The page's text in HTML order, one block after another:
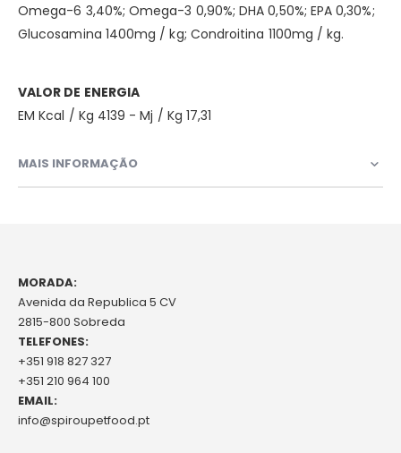
Omega-6 3,40%; Omega-3 0,90%; DHA 0,50%; EPA 0,30%;
Glucosamina 1400mg / kg; Condroitina 1100mg / kg.
VALOR DE ENERGIA
EM Kcal / Kg 4139 - Mj / Kg 17,31
MAIS INFORMAÇÃO
MORADA:
Avenida da Republica 5 CV
2815-800 Sobreda
TELEFONES:
+351 918 827 327
+351 210 964 100
EMAIL:
info@spiroupetfood.pt